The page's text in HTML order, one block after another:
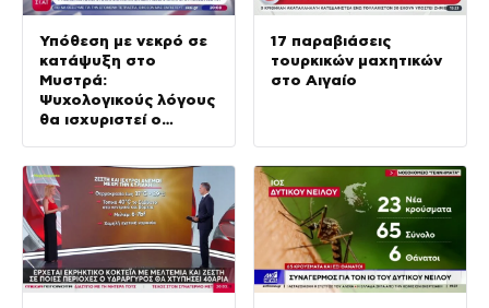
Υπόθεση με νεκρό σε
κατάψυξη στο
Μυστρά:
Ψυχολογικούς λόγους
θα ισχυριστεί ο
17 παραβιάσεις
τουρκικών μαχητικών
στο Αιγαίο